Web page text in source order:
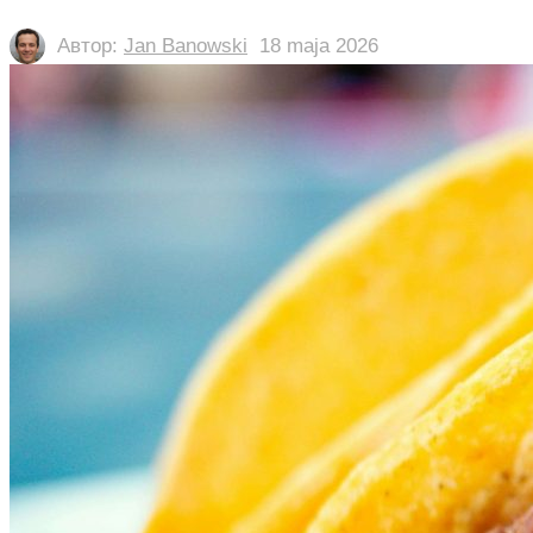
Автор: Jan Banowski 18 maja 2026